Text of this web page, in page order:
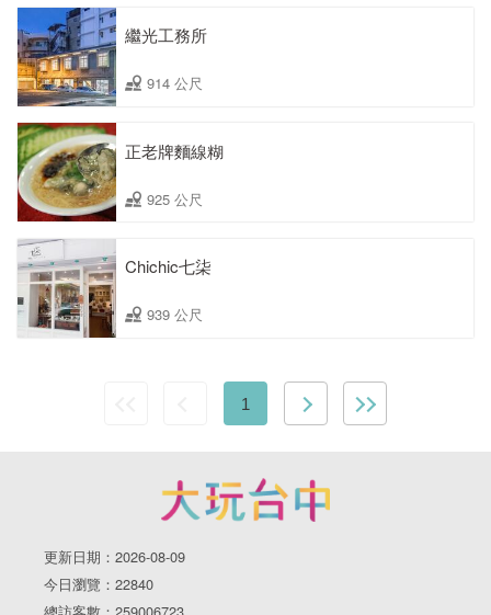
繼光工務所
914 公尺
正老牌麵線糊
925 公尺
Chichic七柒
939 公尺
1
更新日期：2026-08-09
今日瀏覽：22840